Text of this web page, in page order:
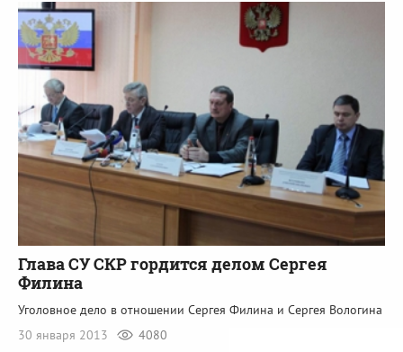
Глава СУ СКР гордится делом Сергея
Филина
Уголовное дело в отношении Сергея Филина и Сергея Вологина
30 января 2013
4080